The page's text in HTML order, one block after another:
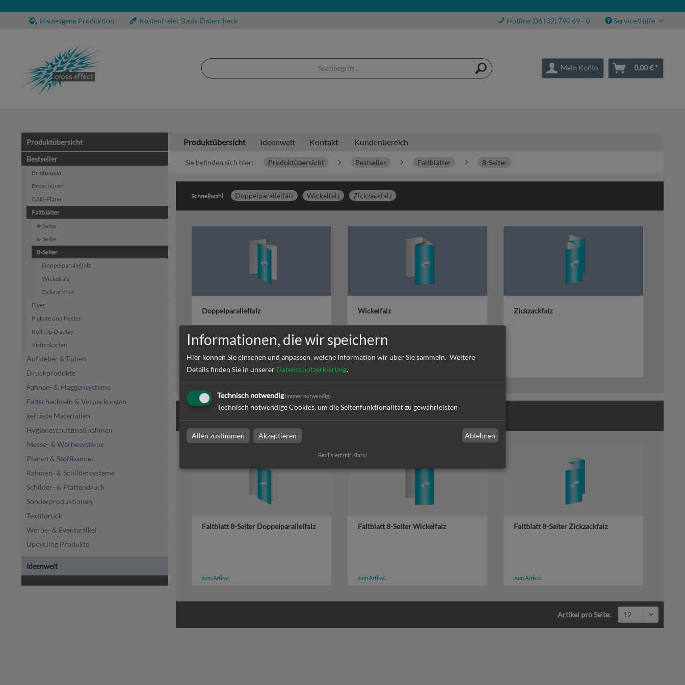
Hauseigene Produktion Kostenfreier Basis-Datencheck Hotline (06132) 790 69 - 0 Service/Hilfe
Mein Konto 0,00 € *
Produktübersicht
Bestseller
Briefpapier
Broschüren
CAD-Pläne
Faltblätter
4-Seiter
6-Seiter
8-Seiter
Doppelparallelfalz
Wickelfalz
Zickzackfalz
Flyer
Plakate und Poster
Roll-Up Display
Visitenkarten
Aufkleber & Folien
Druckprodukte
Fahnen- & Flaggensysteme
Faltschachteln & Verpackungen
gefräste Materialien
Hygieneschutzmaßnahmen
Messe- & Werbesysteme
Planen & Stoffbanner
Rahmen- & Schildersysteme
Schilder- & Plattendruck
Sonderproduktionen
Textildruck
Werbe- & Eventartikel
Upcycling Produkte
Ideenwelt
Produktübersicht Ideenwelt Kontakt Kundenbereich
Sie befinden sich hier: Produktübersicht Bestseller Faltblätter 8-Seiter
Schnellwahl Doppelparallelfalz Wickelfalz Zickzackfalz
Doppelparallelfalz Wickelfalz Zickzackfalz
Faltblatt 8-Seiter Doppelparallelfalz
zum Artikel
Faltblatt 8-Seiter Wickelfalz
zum Artikel
Faltblatt 8-Seiter Zickzackfalz
zum Artikel
Artikel pro Seite:
Informationen, die wir speichern
Hier können Sie einsehen und anpassen, welche Information wir über Sie sammeln. Weitere
Details finden Sie in unserer Datenschutzerklärung.
Technisch notwendig(immer notwendig)
Technisch notwendige Cookies, um die Seitenfunktionalität zu gewährleisten
Allen zustimmen Akzeptieren Ablehnen
Realisiert mit Klaro!